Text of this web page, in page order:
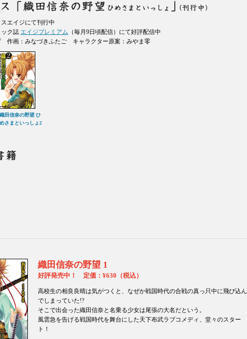
エイジにて刊行中
ク誌 エイジプレミアム （毎月9日頃配信）にて好評配信中
作画：みなづきふたご キャラクター原案：みやま零
織田信奈の野望 ひ
めさまといっしょ2
織田信奈の野望 1
好評発売中！ 定価：¥630（税込）
高校生の相良良晴は気がつくと、なぜか戦国時代の合戦の真っ只中に飛び込ん
でしまっていた!?
そこで出会った織田信奈と名乗る少女は尾張の大名だという。
風雲急を告げる戦国時代を舞台にした天下布武ラブコメディ、堂々のスター
ト！